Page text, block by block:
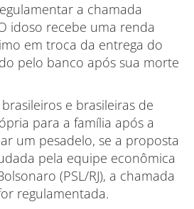
a chamada
idoso recebe uma renda
em troca da entrega do
pelo banco após sua morte
e brasileiras de
para a família após a
um pesadelo, se a proposta
pela equipe econômica
(PSL/RJ), a chamada
regulamentada.